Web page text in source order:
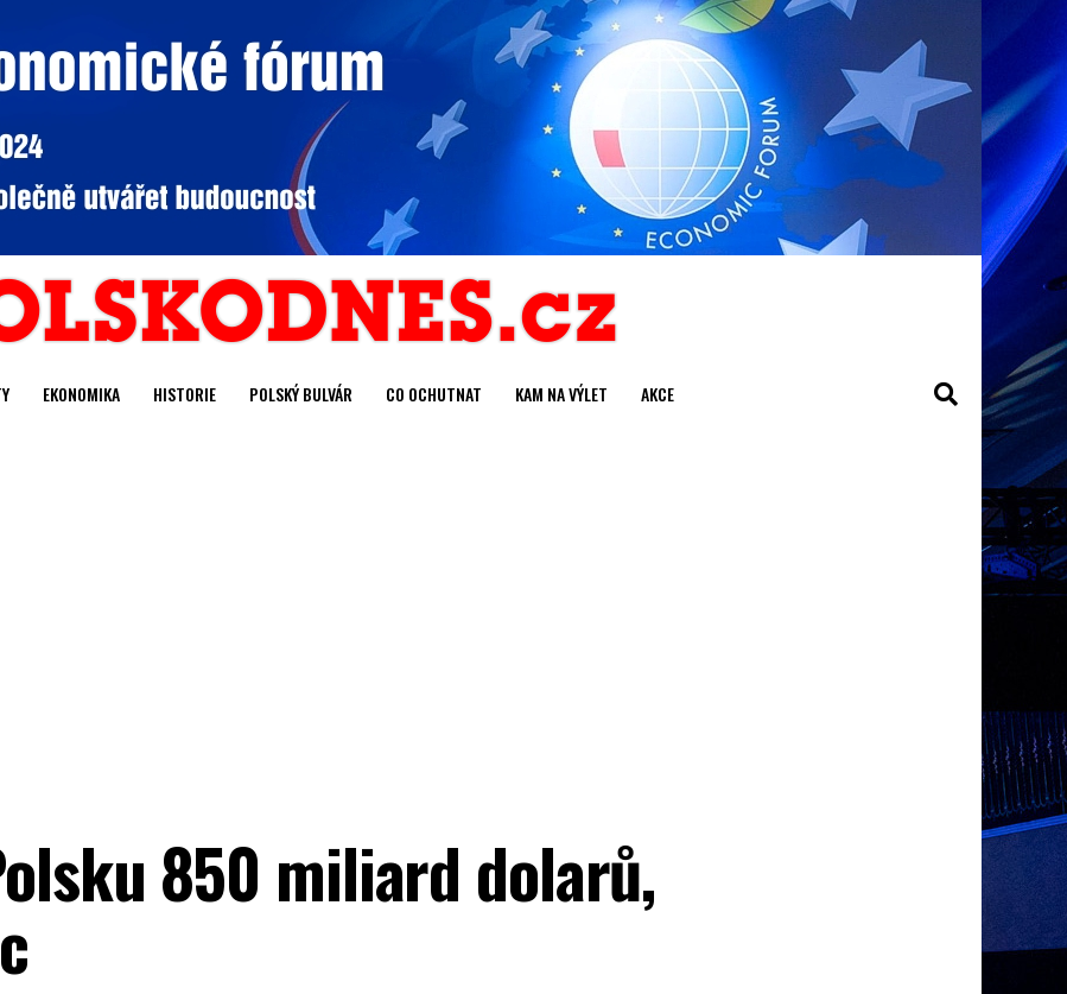
EKONOMIKA HISTORIE POLSKÝ BULVÁR CO OCHUTNAT KAM NA VÝLET AKCE
850 miliard dolarů,